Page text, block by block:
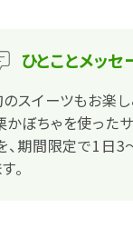
ひとことメッセ
スイーツもお楽
ぼちゃを使ったサ
、期間限定で1日
。